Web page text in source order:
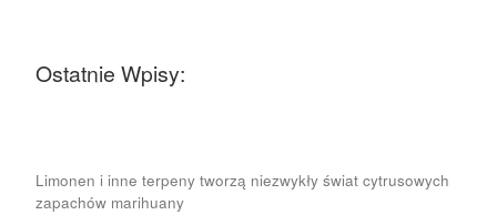
Ostatnie Wpisy:
Limonen i inne terpeny tworzą niezwykły świat cytrusowych
zapachów marihuany